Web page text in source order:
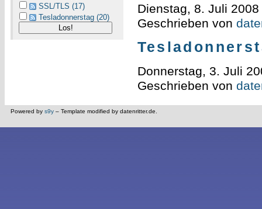
SSL/TLS (17)
Tesladonnerstag (20)
Dienstag, 8. Juli 2008
Geschrieben von
Donnerstag, 3. Juli
Geschrieben von
Powered by s9y – Template modified by datenritter.de.